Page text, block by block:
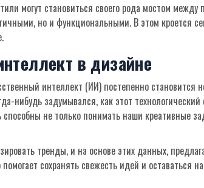
могут становиться своего рода мостом
но и функциональными. В этом кроется
в дизайне
интеллект (ИИ) постепенно становится
нибудь задумывался, как этот
не только понимать наши креативные
тренды, и на основе этих данных,
сохранять свежесть идей и оставаться